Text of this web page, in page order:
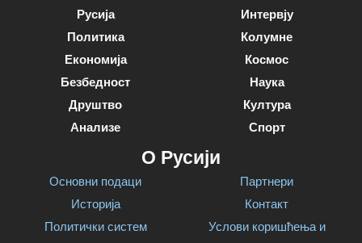
Русија
Политика
Економија
Безбедност
Друштво
Анализе
Интервју
Колумне
Космос
Наука
Култура
Спорт
О Русији
Основни подаци
Историја
Политички систем
Партнери
Контакт
Услови коришћења и